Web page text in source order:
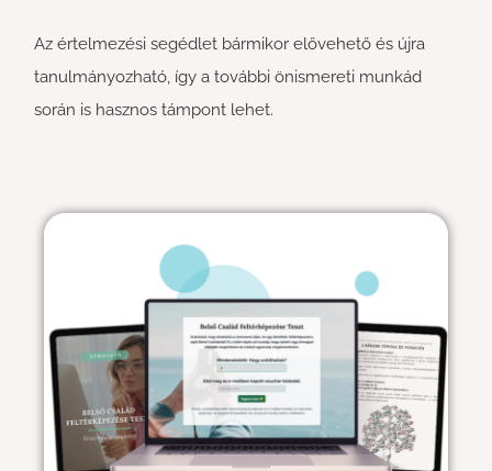
Az értelmezési segédlet bármikor elővehető és újra
tanulmányozható, így a további önismereti munkád
során is hasznos támpont lehet.